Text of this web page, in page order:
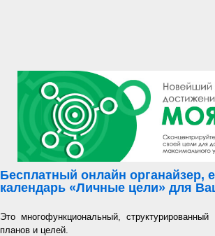
Бесплатный онлайн органайзер,
календарь «Личные цели» для
Это многофункциональный,
планов и целей.